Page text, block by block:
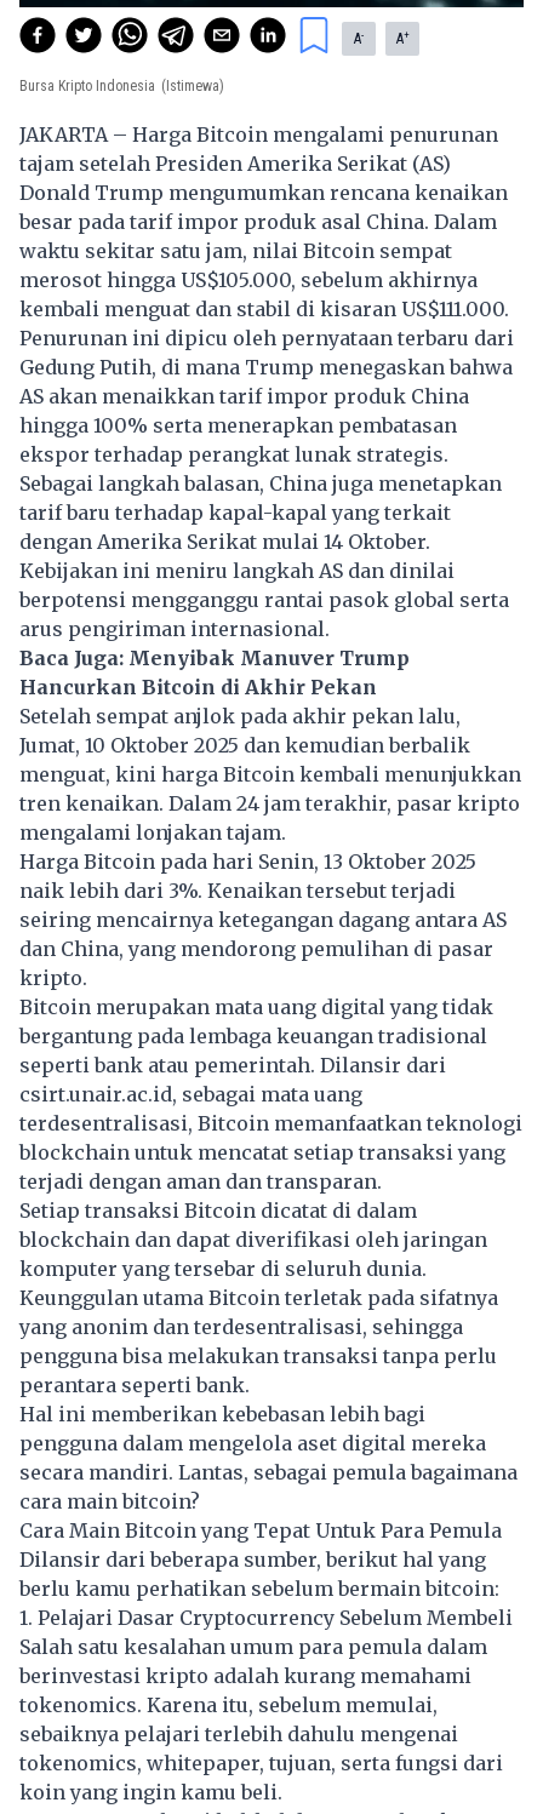
A- A+
Bursa Kripto Indonesia (Istimewa)
JAKARTA – Harga Bitcoin mengalami penurunan
tajam setelah Presiden Amerika Serikat (AS)
Donald Trump mengumumkan rencana kenaikan
besar pada tarif impor produk asal China. Dalam
waktu sekitar satu jam, nilai Bitcoin sempat
merosot hingga US$105.000, sebelum akhirnya
kembali menguat dan stabil di kisaran US$111.000.
Penurunan ini dipicu oleh pernyataan terbaru dari
Gedung Putih, di mana Trump menegaskan bahwa
AS akan menaikkan tarif impor produk China
hingga 100% serta menerapkan pembatasan
ekspor terhadap perangkat lunak strategis.
Sebagai langkah balasan, China juga menetapkan
tarif baru terhadap kapal-kapal yang terkait
dengan Amerika Serikat mulai 14 Oktober.
Kebijakan ini meniru langkah AS dan dinilai
berpotensi mengganggu rantai pasok global serta
arus pengiriman internasional.
Baca Juga: Menyibak Manuver Trump
Hancurkan Bitcoin di Akhir Pekan
Setelah sempat anjlok pada akhir pekan lalu,
Jumat, 10 Oktober 2025 dan kemudian berbalik
menguat, kini harga Bitcoin kembali menunjukkan
tren kenaikan. Dalam 24 jam terakhir, pasar kripto
mengalami lonjakan tajam.
Harga Bitcoin pada hari Senin, 13 Oktober 2025
naik lebih dari 3%. Kenaikan tersebut terjadi
seiring mencairnya ketegangan dagang antara AS
dan China, yang mendorong pemulihan di pasar
kripto.
Bitcoin merupakan mata uang digital yang tidak
bergantung pada lembaga keuangan tradisional
seperti bank atau pemerintah. Dilansir dari
csirt.unair.ac.id, sebagai mata uang
terdesentralisasi, Bitcoin memanfaatkan teknologi
blockchain untuk mencatat setiap transaksi yang
terjadi dengan aman dan transparan.
Setiap transaksi Bitcoin dicatat di dalam
blockchain dan dapat diverifikasi oleh jaringan
komputer yang tersebar di seluruh dunia.
Keunggulan utama Bitcoin terletak pada sifatnya
yang anonim dan terdesentralisasi, sehingga
pengguna bisa melakukan transaksi tanpa perlu
perantara seperti bank.
Hal ini memberikan kebebasan lebih bagi
pengguna dalam mengelola aset digital mereka
secara mandiri. Lantas, sebagai pemula bagaimana
cara main bitcoin?
Cara Main Bitcoin yang Tepat Untuk Para Pemula
Dilansir dari beberapa sumber, berikut hal yang
berlu kamu perhatikan sebelum bermain bitcoin:
1. Pelajari Dasar Cryptocurrency Sebelum Membeli
Salah satu kesalahan umum para pemula dalam
berinvestasi kripto adalah kurang memahami
tokenomics. Karena itu, sebelum memulai,
sebaiknya pelajari terlebih dahulu mengenai
tokenomics, whitepaper, tujuan, serta fungsi dari
koin yang ingin kamu beli.